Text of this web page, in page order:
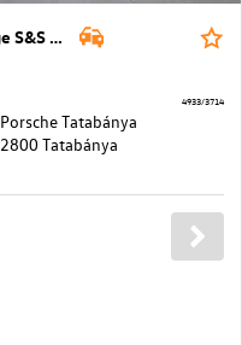
DS 7 Crossback 1.6 PureTech Prestige S&S EAT8 E6.3
Porsche Tatabánya
2800 Tatabánya
4933/3714